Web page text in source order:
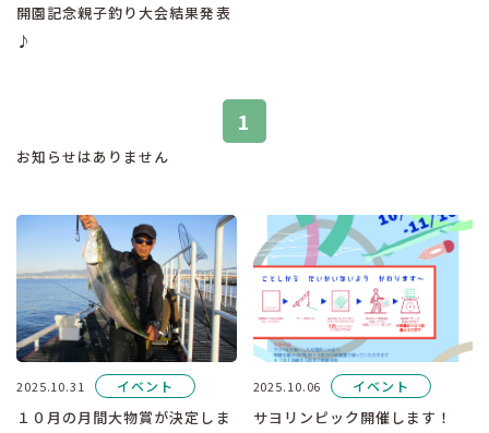
開園記念親子釣り大会結果発表
♪
1
お知らせはありません
2025.10.31 イベント
１０月の月間大物賞が決定しま
2025.10.06 イベント
サヨリンピック開催します！